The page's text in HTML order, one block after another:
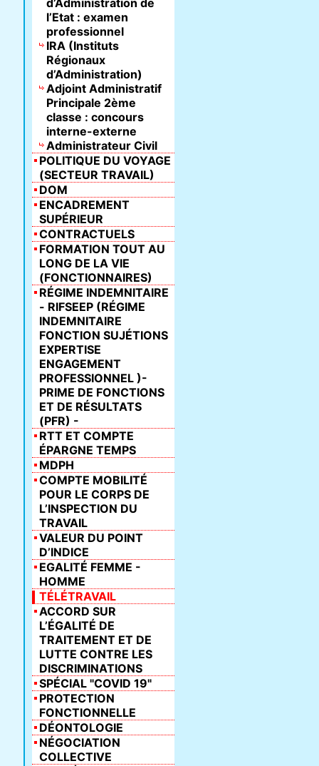
d’Administration de
l’Etat : examen
professionnel
IRA (Instituts
Régionaux
d’Administration)
Adjoint Administratif
Principale 2ème
classe : concours
interne-externe
Administrateur Civil
POLITIQUE DU VOYAGE
(SECTEUR TRAVAIL)
DOM
ENCADREMENT
SUPÉRIEUR
CONTRACTUELS
FORMATION TOUT AU
LONG DE LA VIE
(FONCTIONNAIRES)
RÉGIME INDEMNITAIRE
- RIFSEEP (RÉGIME
INDEMNITAIRE
FONCTION SUJÉTIONS
EXPERTISE
ENGAGEMENT
PROFESSIONNEL )-
PRIME DE FONCTIONS
ET DE RÉSULTATS
(PFR) -
RTT ET COMPTE
ÉPARGNE TEMPS
MDPH
COMPTE MOBILITÉ
POUR LE CORPS DE
L’INSPECTION DU
TRAVAIL
VALEUR DU POINT
D’INDICE
EGALITÉ FEMME -
HOMME
TÉLÉTRAVAIL
ACCORD SUR
L’ÉGALITÉ DE
TRAITEMENT ET DE
LUTTE CONTRE LES
DISCRIMINATIONS
SPÉCIAL "COVID 19"
PROTECTION
FONCTIONNELLE
DÉONTOLOGIE
NÉGOCIATION
COLLECTIVE